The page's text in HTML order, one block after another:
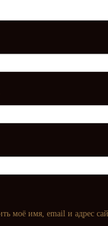
моё имя, email и адрес